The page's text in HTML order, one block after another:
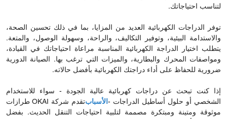
لتناسب احتياجاتك.
توفر الدراجات الكهربائية العديد من المزايا، بما في ذلك تحسين الصحة،
والاستدامة البيئية، وتوفير التكاليف، والراحة، وسهولة الوصول، والمتعة.
يتطلب اختيار الدراجة الكهربائية المناسبة مراعاة احتياجاتك في القيادة،
ومواصفات المحرك والبطارية، والميزات التي ترغب بها. الصيانة الدورية
ضرورية للحفاظ على أداء دراجتك الكهربائية بأفضل حالاته.
إذا كنت تبحث عن دراجات كهربائية عالية الجودة - سواء للاستخدام
الشخصي أو حلول أساطيل الدراجات - الأسباب
تقدم شركة OKAI طرازات
موثوقة ومتينة ومبتكرة مصممة لتلبية احتياجات التنقل الحديث. بفضل